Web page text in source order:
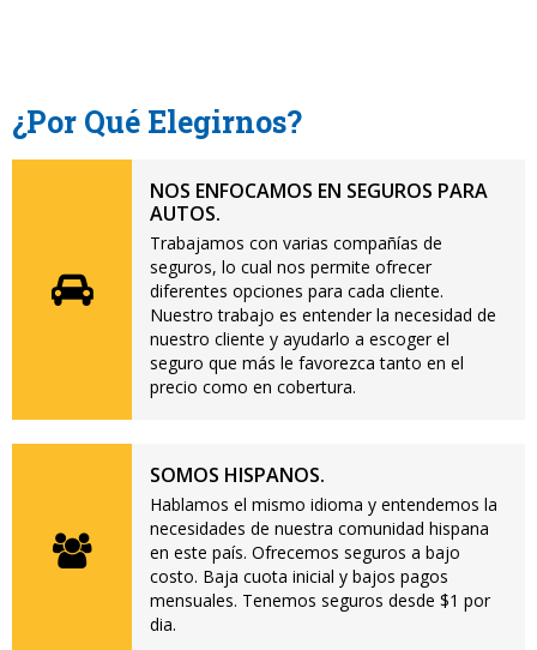
¿Por Qué Elegirnos?
NOS ENFOCAMOS EN SEGUROS PARA
AUTOS.
Trabajamos con varias compañías de
seguros, lo cual nos permite ofrecer
diferentes opciones para cada cliente.
Nuestro trabajo es entender la necesidad de
nuestro cliente y ayudarlo a escoger el
seguro que más le favorezca tanto en el
precio como en cobertura.
SOMOS HISPANOS.
Hablamos el mismo idioma y entendemos la
necesidades de nuestra comunidad hispana
en este país. Ofrecemos seguros a bajo
costo. Baja cuota inicial y bajos pagos
mensuales. Tenemos seguros desde $1 por
dia.